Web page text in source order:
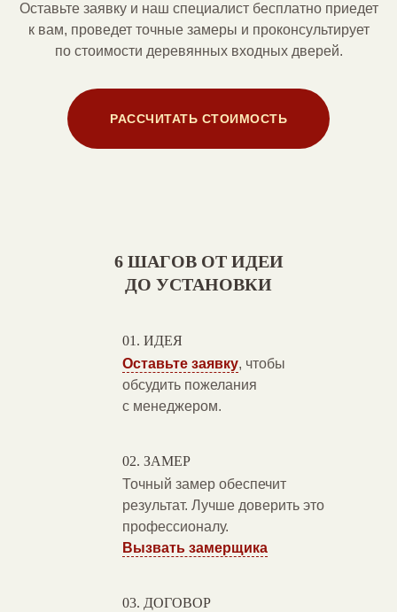
Оставьте заявку и наш специалист бесплатно приедет
к вам, проведет точные замеры и проконсультирует
по стоимости деревянных входных дверей.
РАССЧИТАТЬ СТОИМОСТЬ
6 ШАГОВ ОТ ИДЕИ
ДО УСТАНОВКИ
ИДЕЯ
Оставьте заявку, чтобы
обсудить пожелания
с менеджером.
ЗАМЕР
Точный замер обеспечит
результат. Лучше доверить это
профессионалу.
Вызвать замерщика
ДОГОВОР